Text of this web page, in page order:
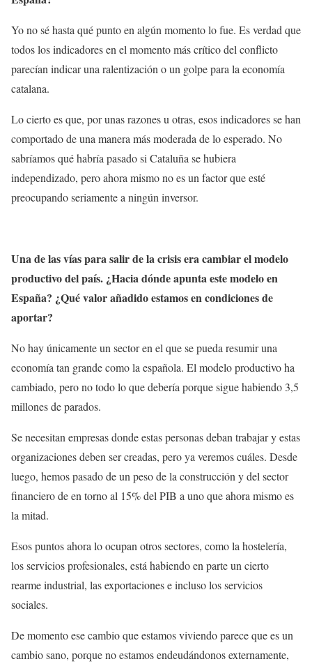
Yo no sé hasta qué punto en algún momento lo fue. Es verdad que
todos los indicadores en el momento más crítico del conflicto
parecían indicar una ralentización o un golpe para la economía
catalana.
Lo cierto es que, por unas razones u otras, esos indicadores se han
comportado de una manera más moderada de lo esperado. No
sabríamos qué habría pasado si Cataluña se hubiera
independizado, pero ahora mismo no es un factor que esté
preocupando seriamente a ningún inversor.
Una de las vías para salir de la crisis era cambiar el modelo
productivo del país. ¿Hacia dónde apunta este modelo en
España? ¿Qué valor añadido estamos en condiciones de
aportar?
No hay únicamente un sector en el que se pueda resumir una
economía tan grande como la española. El modelo productivo ha
cambiado, pero no todo lo que debería porque sigue habiendo 3,5
millones de parados.
Se necesitan empresas donde estas personas deban trabajar y estas
organizaciones deben ser creadas, pero ya veremos cuáles. Desde
luego, hemos pasado de un peso de la construcción y del sector
financiero de en torno al 15% del PIB a uno que ahora mismo es
la mitad.
Esos puntos ahora lo ocupan otros sectores, como la hostelería,
los servicios profesionales, está habiendo en parte un cierto
rearme industrial, las exportaciones e incluso los servicios
sociales.
De momento ese cambio que estamos viviendo parece que es un
cambio sano, porque no estamos endeudándonos externamente,